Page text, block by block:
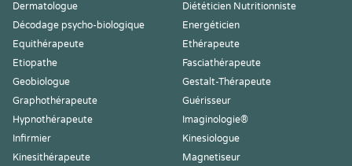
Dermatologue
Diététicien Nutritionniste
Décodage psycho-biologique
Energéticien
Equithérapeute
Ethérapeute
Etiopathe
Fasciathérapeute
Geobiologue
Gestalt-Thérapeute
Graphothérapeute
Guérisseur
Hypnothérapeute
Imaginologie®
Infirmier
Kinesiologue
Kinesithérapeute
Magnetiseur